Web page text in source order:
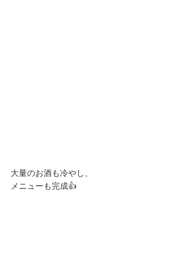
大量のお酒も冷やし、
メニューも完成👍